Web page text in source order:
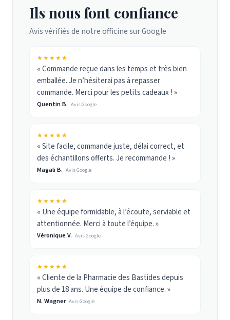
Ils nous font confiance
Avis vérifiés de notre officine sur Google
★★★★★
« Commande reçue dans les temps et très bien
emballée. Je n’hésiterai pas à repasser
commande. Merci pour les petits cadeaux ! »
Quentin B. Avis Google
★★★★★
« Site facile, commande juste, délai correct, et
des échantillons offerts. Je recommande ! »
Magali B. Avis Google
★★★★★
« Une équipe formidable, à l’écoute, serviable et
attentionnée. Merci à toute l’équipe. »
Véronique V. Avis Google
★★★★★
« Cliente de la Pharmacie des Bastides depuis
plus de 18 ans. Une équipe de confiance. »
N. Wagner Avis Google